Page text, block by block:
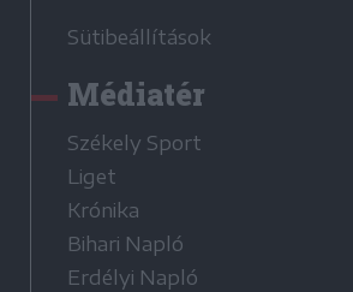
Sütibeállítások
Médiatér
Székely Sport
Liget
Krónika
Bihari Napló
Erdélyi Napló